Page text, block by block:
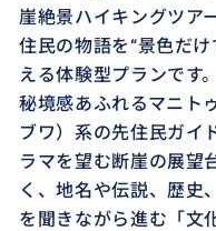
崖絶景ハイキングツア
住民の物語を“景色だ
える体験型プランです
秘境感あふれるマニト
ブワ）系の先住民ガイ
ラマを望む断崖の展望
く、地名や伝説、歴史
を聞きながら進む「文